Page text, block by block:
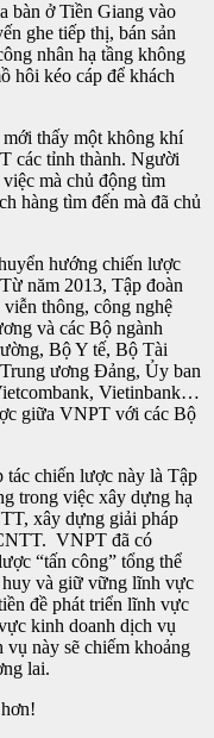
bàn ở Tiền Giang vào
ghe tiếp thị, bán sản
nhân hạ tầng không
hôi kéo cáp để khách
thấy một không khí
các tỉnh thành. Người
mà chủ động tìm
hàng tìm đến mà đã chủ
hướng chiến lược
năm 2013, Tập đoàn
thông, công nghệ
và các Bộ ngành
Bộ Y tế, Bộ Tài
ương Đảng, Ủy ban
Vietinbank…
giữa VNPT với các Bộ
chiến lược này là Tập
trong việc xây dựng hạ
xây dựng giải pháp
VNPT đã có
“tấn công” tổng thể
và giữ vững lĩnh vực
đề phát triển lĩnh vực
kinh doanh dịch vụ
này sẽ chiếm khoảng
lai.